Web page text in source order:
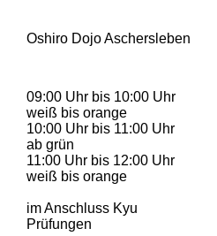
Oshiro Dojo Aschersleben
09:00 Uhr bis 10:00 Uhr
weiß bis orange
10:00 Uhr bis 11:00 Uhr
ab grün
11:00 Uhr bis 12:00 Uhr
weiß bis orange
im Anschluss Kyu
Prüfungen